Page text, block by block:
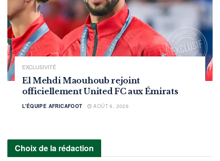
EXCLUSIVITÉ
El Mehdi Maouhoub rejoint
officiellement United FC aux Émirats
L'ÉQUIPE AFRICAFOOT AOÛT 6, 2026
Choix de la rédaction